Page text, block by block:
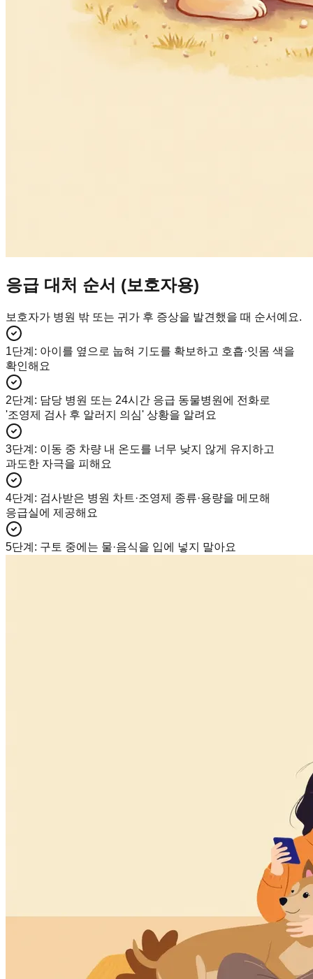
응급 대처 순서 (보호자용)
보호자가 병원 밖 또는 귀가 후 증상을 발견했을 때 순서예요.
1단계 : 아이를 옆으로 눕혀 기도를 확보하고 호흡·잇몸 색을
확인해요
2단계 : 담당 병원 또는 24시간 응급 동물병원에 전화로
'조영제 검사 후 알러지 의심' 상황을 알려요
3단계 : 이동 중 차량 내 온도를 너무 낮지 않게 유지하고
과도한 자극을 피해요
4단계 : 검사받은 병원 차트·조영제 종류·용량을 메모해
응급실에 제공해요
5단계 : 구토 중에는 물·음식을 입에 넣지 말아요